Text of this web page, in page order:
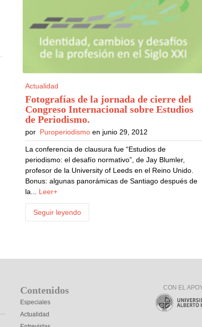
Actualidad
Fotografías de la jornada de cierre del
Congreso Internacional sobre Estudios
de Periodismo.
por Puroperiodismo en junio 29, 2012
La conferencia de clausura fue “Estudios de
periodismo: el desafío normativo”, de Jay Blumler,
profesor de la University of Leeds en el Reino Unido.
Bonus: algunas panorámicas de Santiago después de
la... Leer+
Seguir leyendo
Contenidos
Especiales
Actualidad
CON EL